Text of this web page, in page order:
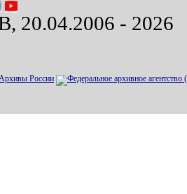
20.04.2006 - 2026